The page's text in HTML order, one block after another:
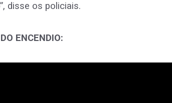
disse os policiais.
ENCENDIO: